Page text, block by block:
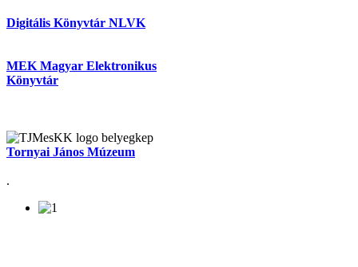
Digitális Könyvtár NLVK
MEK Magyar Elektronikus
Könyvtár
Tornyai János Múzeum
.